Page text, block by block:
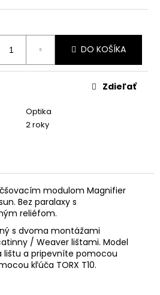
DO KOŠÍKA
Optika
2 roky
Zdieľať
modulom Magnifier
Bez paralaxy s
reliéfom.
s dvoma montážami
/ Weaver lištami. Model
lištu a pripevníte pomocou
kľúča TORX T10.